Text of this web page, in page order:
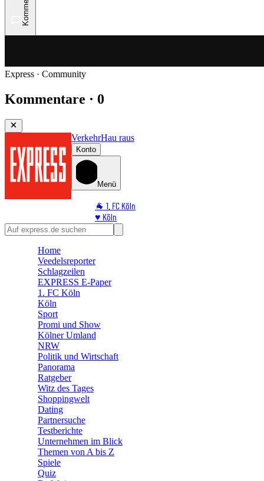
Express · Community
Kommentare · 0
VerkehrHau raus
Konto
Menü
🐐 1. FC Köln
♥️ Köln
⭐ Promi
🛒 Shoppingwelt
Home
Veedelsreporter
Schlagzeilen
EXPRESS E-Paper
1. FC Köln
Köln
Sport
Promi und Show
Kölner Umland
NRW
Politik und Wirtschaft
Panorama
Ratgeber
Witz des Tages
Shoppingwelt
Dating
Partnersuche
Testberichte
Unternehmen im Blick
Themen von A bis Z
Spiele
Quiz